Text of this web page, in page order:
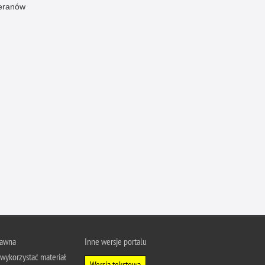
i podpalenia
Pranie brudnych pieniędzy
człowieka
materiał
Inne wersje portalu